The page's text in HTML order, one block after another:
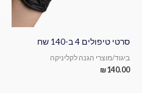
סרטי טיפולים 4 ב-140 שח
ביגוד/מוצרי הגנה לקליניקה
₪140.00